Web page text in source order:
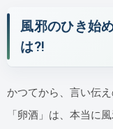
風邪のひき始めに飲んでおきたい「卵酒」と
は⁈
かつてから、言い伝
「卵酒」は、本当に